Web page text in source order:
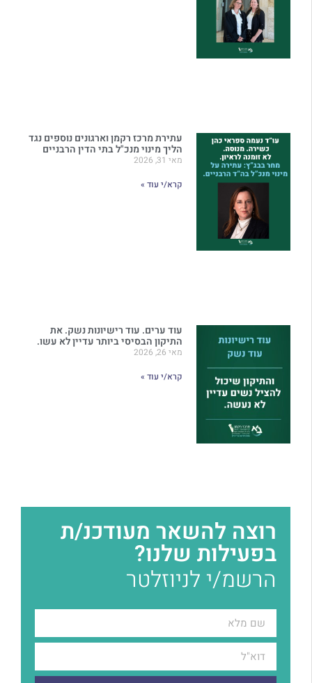
עתירת מרכז רקמן וארגונים נוספים נגד
הליך מינוי מנכ"ל בתי הדין הרבניים
מאי 31, 2026
קרא/י עוד »
עוד ערים. עוד רישיונות נשק. את
התיקון הבסיסי ביותר עדיין לא עשו.
מאי 26, 2026
קרא/י עוד »
רוצה להשאר מעודכנ/ת
בפעילות שלנו?
הרשמ/י לניוזלטר